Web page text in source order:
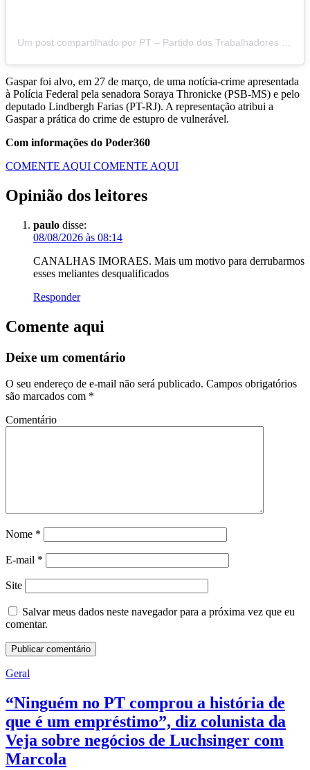
Gaspar foi alvo, em 27 de março, de uma notícia-crime apresentada
à Polícia Federal pela senadora Soraya Thronicke (PSB-MS) e pelo
deputado Lindbergh Farias (PT-RJ). A representação atribui a
Gaspar a prática do crime de estupro de vulnerável.
Com informações do Poder360
COMENTE AQUI COMENTE AQUI
Opinião dos leitores
paulo disse:
08/08/2026 às 08:14
CANALHAS IMORAES. Mais um motivo para derrubarmos
esses meliantes desqualificados
Responder
Comente aqui
Deixe um comentário
O seu endereço de e-mail não será publicado. Campos obrigatórios
são marcados com *
Comentário
Nome *
E-mail *
Site
Salvar meus dados neste navegador para a próxima vez que eu
comentar.
Geral
“Ninguém no PT comprou a história de
que é um empréstimo”, diz colunista da
Veja sobre negócios de Luchsinger com
Marcola